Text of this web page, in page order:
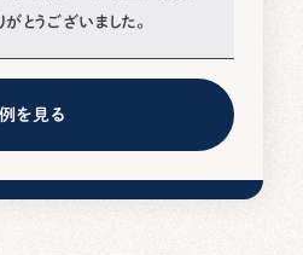
がとうございました。
を見る